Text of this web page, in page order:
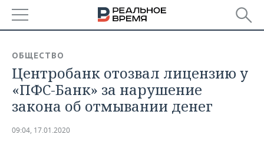
БАШКОРТОСТАН
ТАТАРСТАН
НОВОСТИ
АНАЛИТИКА
ОБЩЕСТВО
Центробанк отозвал лицензию у
«ПФС-Банк» за нарушение
закона об отмывании денег
09:04, 17.01.2020